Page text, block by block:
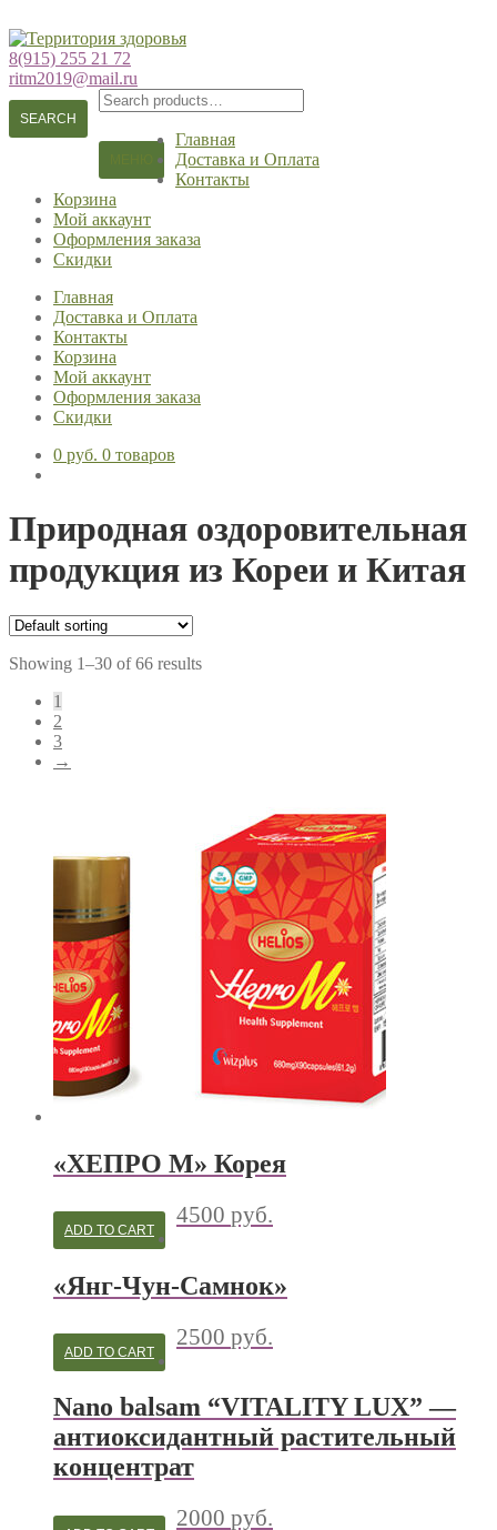
Перейти
к
навигации
Перейти
к
содержимому
8(915) 255 21 72
ritm2019@mail.ru
Search
for:
SEARCH
Главная
Доставка и Оплата
Контакты
Корзина
Мой аккаунт
Оформления заказа
Скидки
Главная
Доставка и Оплата
Контакты
Корзина
Мой аккаунт
Оформления заказа
Скидки
0 руб. 0 товаров
Природная оздоровительная
продукция из Кореи и Китая
Showing 1–30 of 66 results
1
2
3
→
«ХЕПРО М» Корея
4500 руб.
ADD TO CART
«Янг-Чун-Самнок»
2500 руб.
ADD TO CART
Nano balsam “VITALITY LUX” —
антиоксидантный растительный
концентрат
2000 руб.